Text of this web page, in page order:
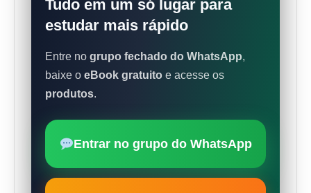
Tudo em um só lugar para
estudar mais rápido
Entre no grupo fechado do WhatsApp,
baixe o eBook gratuito e acesse os
produtos.
Entrar no grupo do WhatsApp